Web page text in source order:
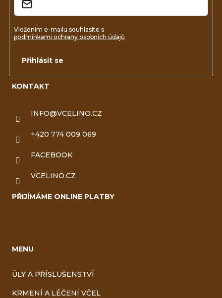
KONTAKT
INFO@VCELINO.CZ
+420 774 009 069
FACEBOOK
VCELINO.CZ
PŘIJÍMÁME ONLINE PLATBY
MENU
ÚLY A PŘÍSLUŠENSTVÍ
KRMENÍ A LÉČENÍ VČEL
Vložením e-mailu souhlasíte s
podmínkami ochrany osobních údajů
Přihlásit se